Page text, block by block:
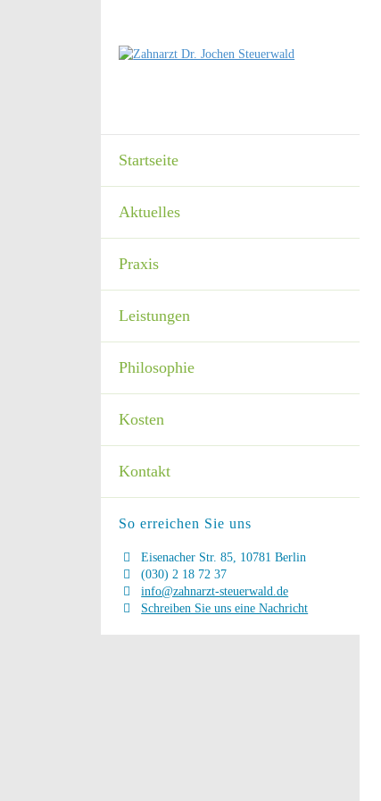
Startseite
Aktuelles
Praxis
Leistungen
Philosophie
Kosten
Kontakt
So erreichen Sie uns
Eisenacher Str. 85, 10781 Berlin
(030) 2 18 72 37
info@zahnarzt-steuerwald.de
Schreiben Sie uns eine Nachricht